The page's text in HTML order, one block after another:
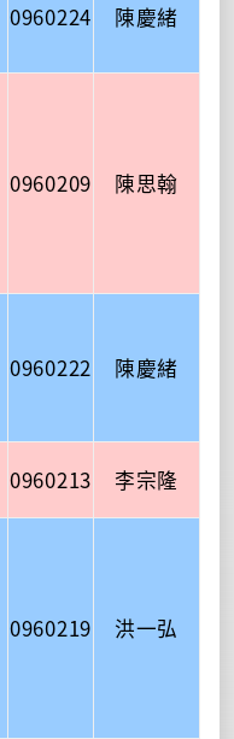
0960224 陳慶緒
0960209 陳思翰
0960222 陳慶緒
0960213 李宗隆
0960219 洪一弘